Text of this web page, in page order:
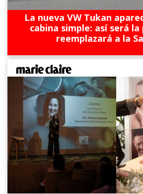
La nueva VW Tukan
cabina simple: así será la
reemplazará a la